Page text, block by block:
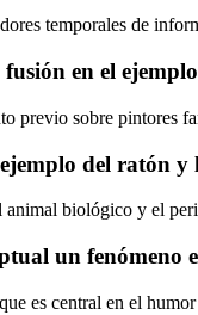
temporales de
en el
previo sobre pintores
del ratón
animal biológico y el
un fenómeno
es central en el